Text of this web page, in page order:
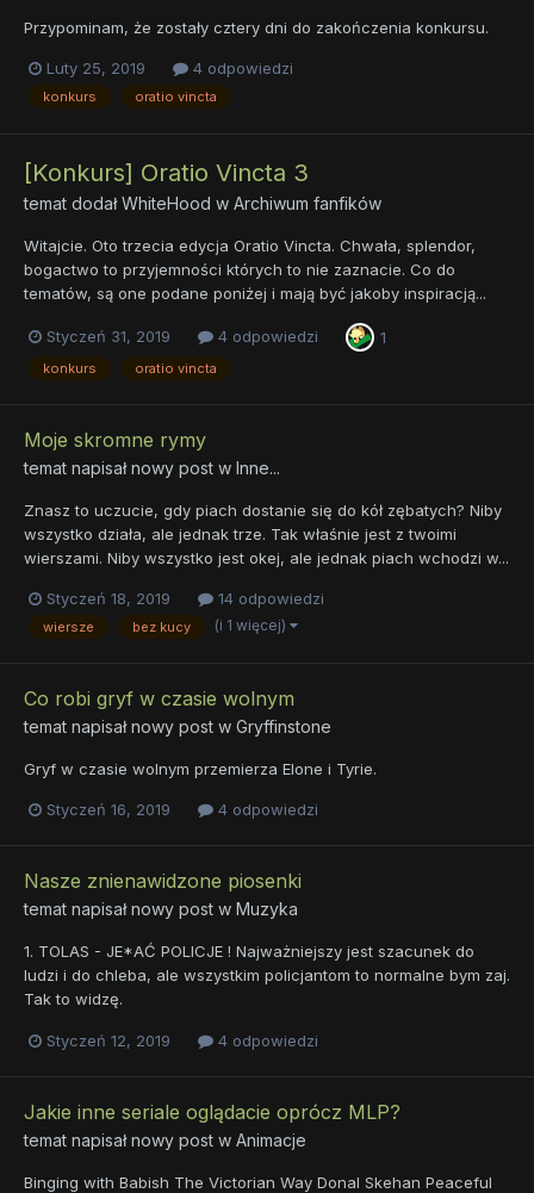
Przypominam, że zostały cztery dni do zakończenia konkursu.
Luty 25, 2019 4 odpowiedzi
konkurs oratio vincta
[Konkurs] Oratio Vincta 3
temat dodałWhiteHood w Archiwum fanfików
Witajcie. Oto trzecia edycja Oratio Vincta. Chwała, splendor,
bogactwo to przyjemności których to nie zaznacie. Co do
tematów, są one podane poniżej i mają być jakoby inspiracją...
Styczeń 31, 2019 4 odpowiedzi 1
konkurs oratio vincta
Moje skromne rymy
temat napisał nowy post w Inne...
Znasz to uczucie, gdy piach dostanie się do kół zębatych? Niby
wszystko działa, ale jednak trze. Tak właśnie jest z twoimi
wierszami. Niby wszystko jest okej, ale jednak piach wchodzi w...
Styczeń 18, 2019 14 odpowiedzi
wiersze bez kucy (i 1 więcej)
Co robi gryf w czasie wolnym
temat napisał nowy post w Gryffinstone
Gryf w czasie wolnym przemierza Elone i Tyrie.
Styczeń 16, 2019 4 odpowiedzi
Nasze znienawidzone piosenki
temat napisał nowy post w Muzyka
1. TOLAS - JE*AĆ POLICJE ! Najważniejszy jest szacunek do
ludzi i do chleba, ale wszystkim policjantom to normalne bym zaj.
Tak to widzę.
Styczeń 12, 2019 4 odpowiedzi
Jakie inne seriale oglądacie oprócz MLP?
temat napisał nowy post w Animacje
Binging with Babish The Victorian Way Donal Skehan Peaceful